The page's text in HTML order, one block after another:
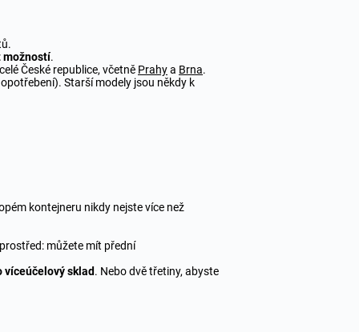
možností.
České republice, včetně Prahya Brna.
Starší modely jsou někdy k
kontejneru nikdy nejste více než
můžete mít přední
víceúčelový sklad. Nebo dvě třetiny, abyste